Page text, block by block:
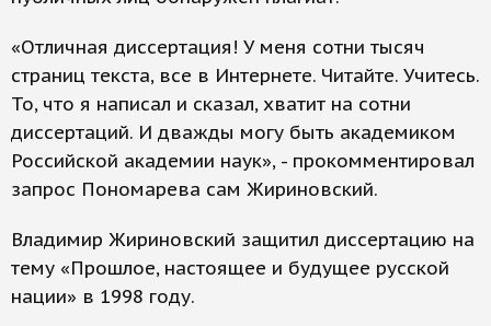
«Отличная диссертация! У меня сотни тысяч
страниц текста, все в Интернете. Читайте. Учитесь.
То, что я написал и сказал, хватит на сотни
диссертаций. И дважды могу быть академиком
Российской академии наук», - прокомментировал
запрос Пономарева сам Жириновский.
Владимир Жириновский защитил диссертацию на
тему «Прошлое, настоящее и будущее русской
нации» в 1998 году.